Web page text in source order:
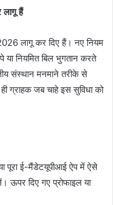
लागू हैं
लागू कर दिए हैं। नए नियम
नियमित बिल भुगतान करते
संस्थान मनमाने तरीके से
ग्राहक जब चाहे इस सुविधा को
पूरा ई-मैंडेटयूपीआई ऐप में ऐसे
दिए गए प्रोफाइल या